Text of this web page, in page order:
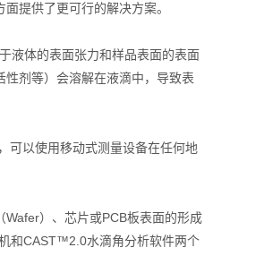
提供了更可行的解决方案。
液体的表面张力和样品表面的表面
剂等）会溶解在液滴中，导致表
可以使用移动式测量设备在任何地
）、芯片或PCB板表面的形成
和CAST™2.0水滴角分析软件两个